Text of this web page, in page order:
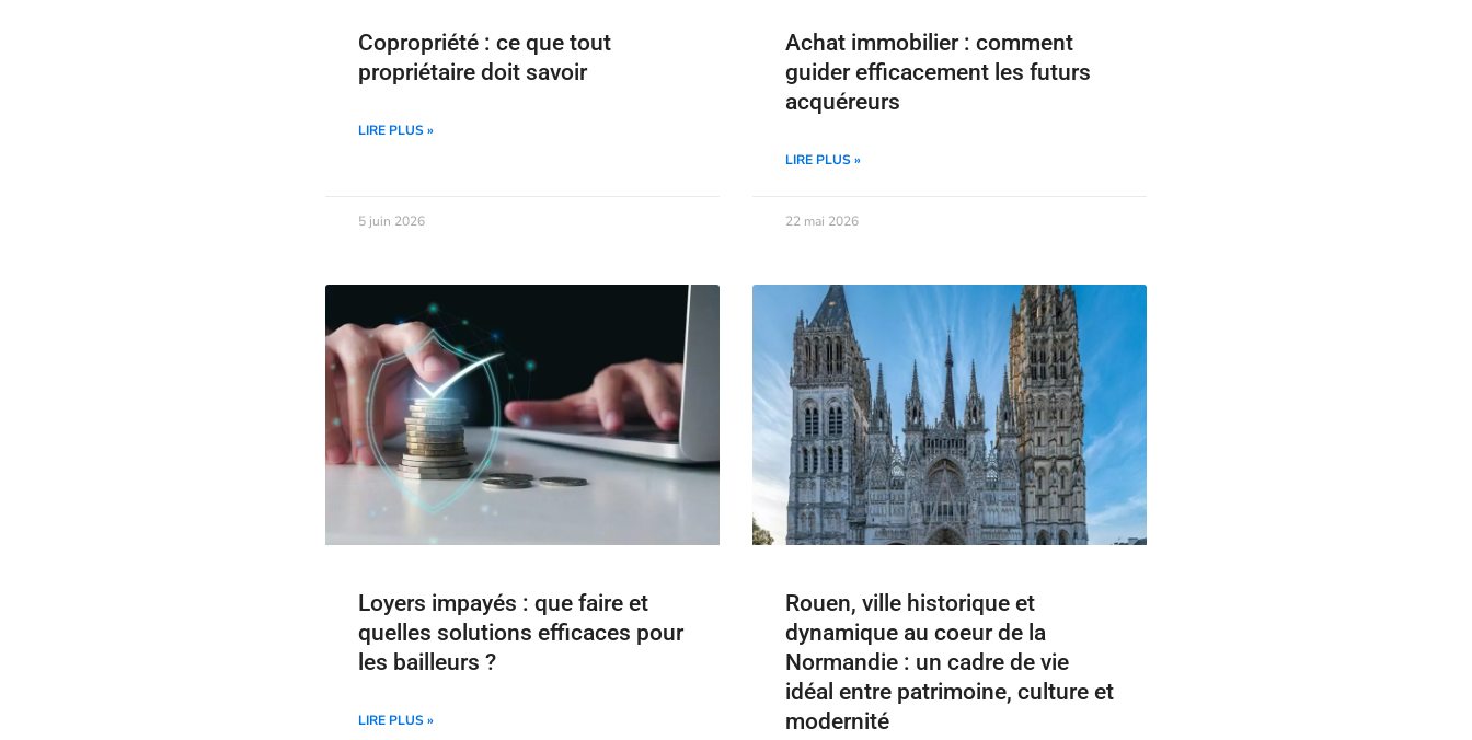
Copropriété : ce que tout
propriétaire doit savoir
LIRE PLUS »
5 juin 2026
Achat immobilier : comment
guider efficacement les futurs
acquéreurs
LIRE PLUS »
22 mai 2026
Loyers impayés : que faire et
quelles solutions efficaces pour
les bailleurs ?
LIRE PLUS »
Rouen, ville historique et
dynamique au coeur de la
Normandie : un cadre de vie
idéal entre patrimoine, culture et
modernité